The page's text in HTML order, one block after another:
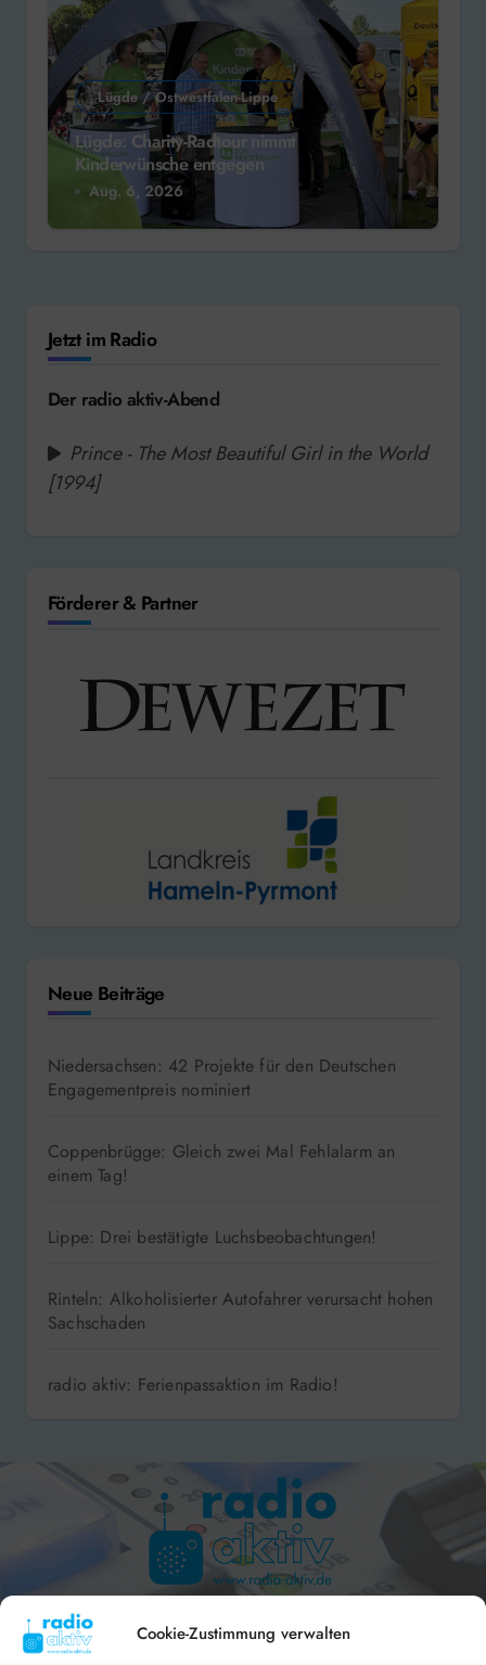
Cookie-Zustimmung verwalten
Lügde / Ostwestfalen-Lippe
Lügde: Charity-Radtour nimmt
Kinderwünsche entgegen
Aug. 6, 2026
Jetzt im Radio
Der radio aktiv-Abend
Prince - The Most Beautiful Girl in the World
[1994]
Förderer & Partner
Neue Beiträge
Niedersachsen: 42 Projekte für den Deutschen
Engagementpreis nominiert
Coppenbrügge: Gleich zwei Mal Fehlalarm an
einem Tag!
Lippe: Drei bestätigte Luchsbeobachtungen!
Rinteln: Alkoholisierter Autofahrer verursacht hohen
Sachschaden
radio aktiv: Ferienpassaktion im Radio!
Hameln 99.3 – Bad Pyrmont 94.8 – Bad Münder 107.2 –
DAB+ 9C